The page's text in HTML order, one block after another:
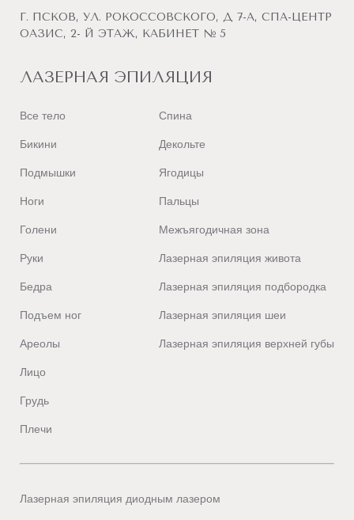
Г. ПСКОВ, УЛ. РОКОССОВСКОГО, Д 7-А, СПА-ЦЕНТР
ОАЗИС, 2- Й ЭТАЖ, КАБИНЕТ № 5
ЛАЗЕРНАЯ ЭПИЛЯЦИЯ
Все тело
Бикини
Подмышки
Ноги
Голени
Руки
Бедра
Подъем ног
Ареолы
Лицо
Грудь
Плечи
Спина
Декольте
Ягодицы
Пальцы
Межъягодичная зона
Лазерная эпиляция живота
Лазерная эпиляция подбородка
Лазерная эпиляция шеи
Лазерная эпиляция верхней губы
Лазерная эпиляция диодным лазером